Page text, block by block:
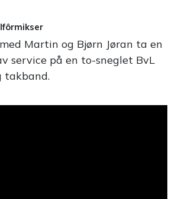
Martin og Bjørn Jøran ta en
service på en to-sneglet BvL
takband.